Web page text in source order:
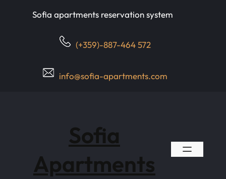
Sofia apartments reservation system
(+359)-887-464 572
info@sofia-apartments.com
Sofia
Apartments